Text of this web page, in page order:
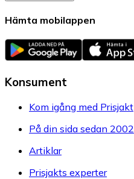
Hämta mobilappen
Konsument
Kom igång med Prisjakt
På din sida sedan 2002
Artiklar
Prisjakts experter